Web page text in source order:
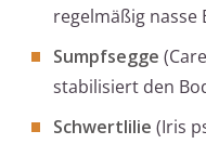
regelmäßig nasse
Sumpfsegge
stabilisiert den
Schwertlilie (Iris